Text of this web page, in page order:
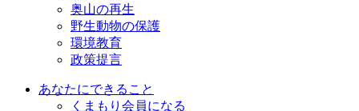
奥山の再生
野生動物の保護
環境教育
政策提言
あなたにできること
くまもり会員になる